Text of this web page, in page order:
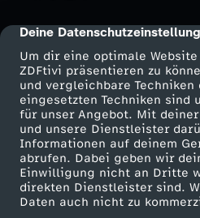
cmp-dialog-description
Deine
Um dir eine optimale Website
ZDFtivi präsentieren zu
und vergleichbare
eingesetzten Techniken
für unser Angebot. Mit
und unsere Dienstleister
Informationen auf deinem
abrufen. Dabei geben wir
Einwilligung nicht an Dritte
direkten Dienstleister sind.
Daten auch nicht zu
g
s
s
t
ü
Mehr ZDF
ZDF-Apps
Smart TV
ZDFtext